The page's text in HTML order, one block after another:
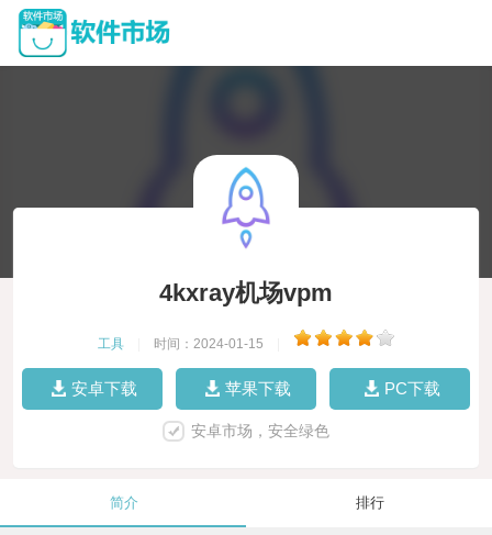
4kxray机场vpm
工具 时间：2024-01-15
安卓下载 苹果下载 PC下载
安卓市场，安全绿色
简介 排行